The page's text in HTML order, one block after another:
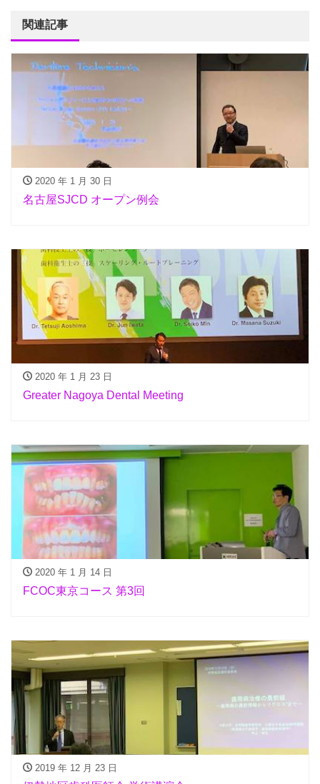
関連記事
2020 年 1 月 30 日
名古屋SJCD オープン例会
2020 年 1 月 23 日
Greater Nagoya Dental Meeting
2020 年 1 月 14 日
FCOC東京コース 第3回
2019 年 12 月 23 日